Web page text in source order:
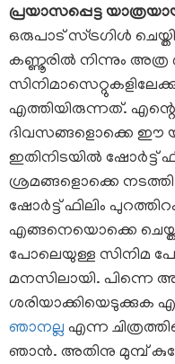
പ്രയാസപ്പെട്ട
ഒരുപാട് സ്ട്രഗിൾ
കണ്ണൂരിൽ നിന്നും അത്ര
എത്തിയിരുന്നത്.
ദിവസങ്ങളൊക്കെ ഈ
ഇതിനിടയിൽ ഷോർട്ട്
ശ്രമങ്ങളൊക്കെ
ഷോർട്ട് ഫിലിം
എങ്ങനെയൊക്കെ
പോലെയുള്ള സിനിമ
മനസിലായി. പിന്നെ
ശരിയാക്കിയെടുക്കുക
ഞാനല്ല എന്ന
ഞാൻ. അതിനു മുമ്പ്